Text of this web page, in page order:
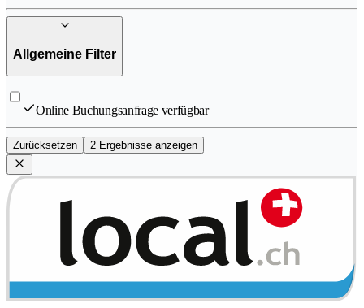
Allgemeine Filter
Online Buchungsanfrage verfügbar
Zurücksetzen 2 Ergebnisse anzeigen